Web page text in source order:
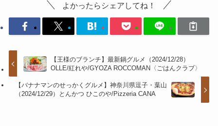
よかったらシェアしてね！
【王様のブランチ】最新鍋グルメ（2024/12/28）
OLLE/紅れや/GYOZA ROCCOMAN〈ごはんクラブ〉
【バナナマンのせっかくグルメ】神奈川県逗子・葉山
（2024/12/29）とんかつ ひこのや/Pizzeria CANA